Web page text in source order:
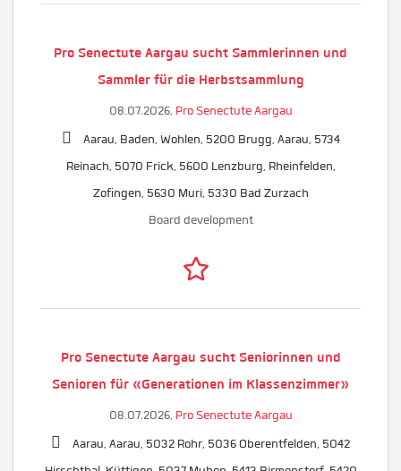
Pro Senectute Aargau sucht Sammlerinnen und
Sammler für die Herbstsammlung
08.07.2026, Pro Senectute Aargau
Aarau, Baden, Wohlen, 5200 Brugg, Aarau, 5734
Reinach, 5070 Frick, 5600 Lenzburg, Rheinfelden,
Zofingen, 5630 Muri, 5330 Bad Zurzach
Board development
Pro Senectute Aargau sucht Seniorinnen und
Senioren für «Generationen im Klassenzimmer»
08.07.2026, Pro Senectute Aargau
Aarau, Aarau, 5032 Rohr, 5036 Oberentfelden, 5042